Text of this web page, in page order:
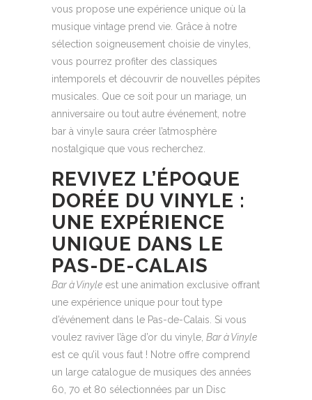
vous propose une expérience unique où la
musique vintage prend vie. Grâce à notre
sélection soigneusement choisie de vinyles,
vous pourrez profiter des classiques
intemporels et découvrir de nouvelles pépites
musicales. Que ce soit pour un mariage, un
anniversaire ou tout autre événement, notre
bar à vinyle saura créer l’atmosphère
nostalgique que vous recherchez.
REVIVEZ L’ÉPOQUE
DORÉE DU VINYLE :
UNE EXPÉRIENCE
UNIQUE DANS LE
PAS-DE-CALAIS
Bar à Vinyle est une animation exclusive offrant
une expérience unique pour tout type
d’événement dans le Pas-de-Calais. Si vous
voulez raviver l’âge d’or du vinyle, Bar à Vinyle
est ce qu’il vous faut ! Notre offre comprend
un large catalogue de musiques des années
60, 70 et 80 sélectionnées par un Disc